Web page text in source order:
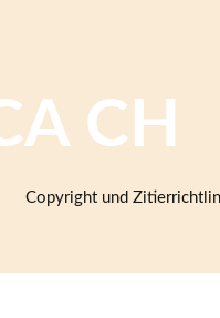
CH
Copyright und